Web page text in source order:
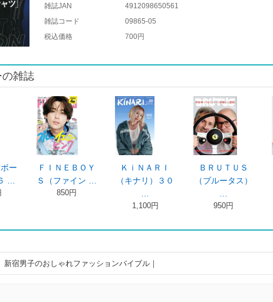
雑誌JAN
4912098650561
雑誌コード
09865-05
税込価格
700円
雑誌
ー
…
ＦＩＮＥＢＯＹ
Ｓ（ファイン …
850円
ＫｉＮＡＲＩ
（キナリ）３０
1,100円
ＢＲＵＴＵＳ
（ブルータス）
950円
新宿男子のおしゃれファッションバイブル｜